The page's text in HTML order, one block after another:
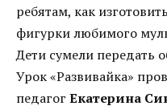
ребятам, как
фигурки любимого
Дети сумели передать
Урок «Развивайка»
педагог Екатерина